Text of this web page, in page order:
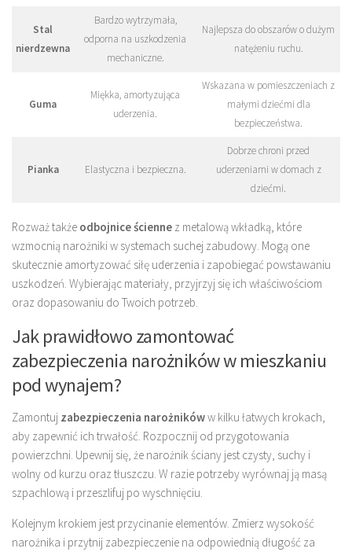
Stal
nierdzewna
Bardzo wytrzymała,
odporna na uszkodzenia
mechaniczne.
Najlepsza do obszarów o dużym
natężeniu ruchu.
Guma
Miękka, amortyzująca
uderzenia.
Wskazana w pomieszczeniach z
małymi dziećmi dla
bezpieczeństwa.
Pianka Elastyczna i bezpieczna.
Dobrze chroni przed
uderzeniami w domach z
dziećmi.
Rozważ także odbojnice ścienne z metalową wkładką, które
wzmocnią narożniki w systemach suchej zabudowy. Mogą one
skutecznie amortyzować siłę uderzenia i zapobiegać powstawaniu
uszkodzeń. Wybierając materiały, przyjrzyj się ich właściwościom
oraz dopasowaniu do Twoich potrzeb.
Jak prawidłowo zamontować
zabezpieczenia narożników w mieszkaniu
pod wynajem?
Zamontuj zabezpieczenia narożnikóww kilku łatwych krokach,
aby zapewnić ich trwałość. Rozpocznij od przygotowania
powierzchni. Upewnij się, że narożnik ściany jest czysty, suchy i
wolny od kurzu oraz tłuszczu. W razie potrzeby wyrównaj ją masą
szpachlową i przeszlifuj po wyschnięciu.
Kolejnym krokiem jest przycinanie elementów. Zmierz wysokość
narożnika i przytnij zabezpieczenie na odpowiednią długość za